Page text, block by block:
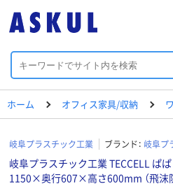
ホーム オフィス家具/収納
岐阜プラスチック工業 ブランド： 岐阜プ
岐阜プラスチック工業 TECCELL ぱ
1150×奥行607×高さ600mm （飛沫防